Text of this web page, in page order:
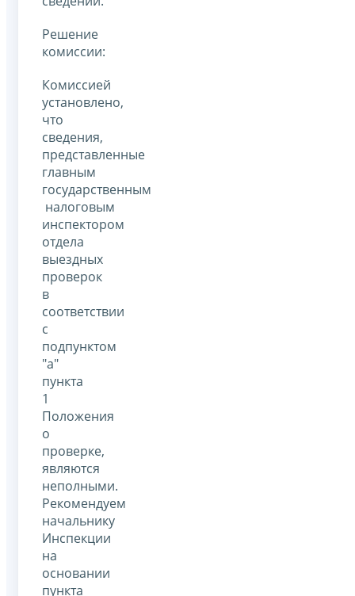
Решение
комиссии:
Комиссией
установлено,
что
сведения,
представленные
главным
государственным
налоговым
инспектором
отдела
выездных
проверок
в
соответствии
с
подпунктом
"а"
пункта
1
Положения
о
проверке,
являются
неполными.
Рекомендуем
начальнику
Инспекции
на
основании
пункта